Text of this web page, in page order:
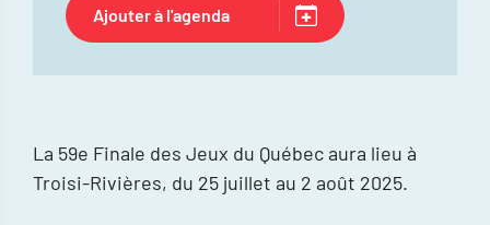
La 59e Finale des Jeux du Québec aura lieu à
Troisi-Rivières, du 25 juillet au 2 août 2025.
Ajouter à l'agenda